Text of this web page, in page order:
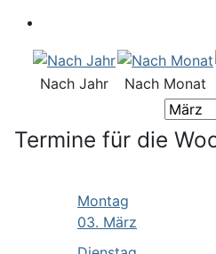
Nach Jahr Nach Monat
Termine für die
Montag
03. März